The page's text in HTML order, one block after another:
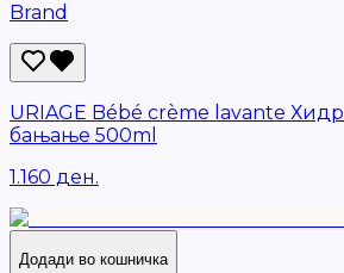
Brand
URIAGE Bébé crème lavante
бањање 500ml
1.160 ден.
Додади во кошничка